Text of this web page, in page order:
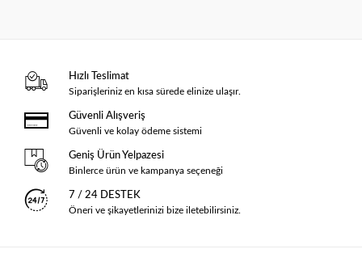
Hızlı Teslimat
Siparişleriniz en kısa sürede elinize ulaşır.
Güvenli Alışveriş
Güvenli ve kolay ödeme sistemi
Geniş Ürün Yelpazesi
Binlerce ürün ve kampanya seçeneği
7 / 24 DESTEK
Öneri ve şikayetlerinizi bize iletebilirsiniz.